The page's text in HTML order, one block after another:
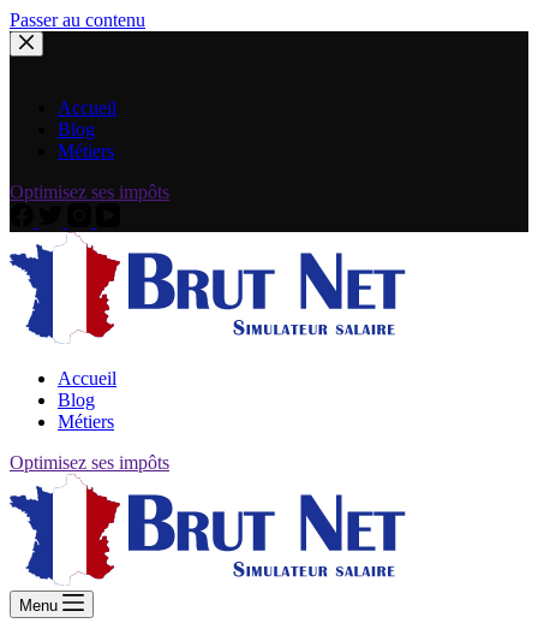
Passer au contenu
Accueil
Blog
Métiers
Optimisez ses impôts
Accueil
Blog
Métiers
Optimisez ses impôts
Menu